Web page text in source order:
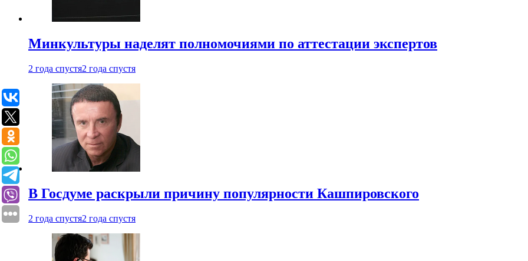
Минкультуры наделят полномочиями по аттестации экспертов
2 года спустя2 года спустя
В Госдуме раскрыли причину популярности Кашпировского
2 года спустя2 года спустя